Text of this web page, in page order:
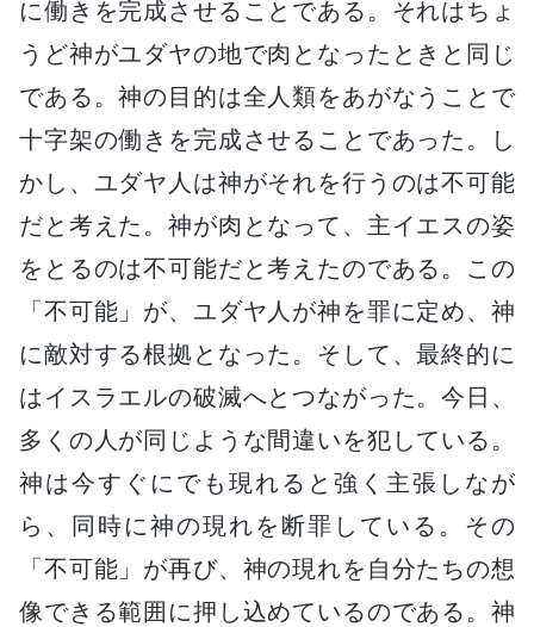
に働きを完成させることである。それはちょ
うど神がユダヤの地で肉となったときと同じ
である。神の目的は全人類をあがなうことで
十字架の働きを完成させることであった。し
かし、ユダヤ人は神がそれを行うのは不可能
だと考えた。神が肉となって、主イエスの姿
をとるのは不可能だと考えたのである。この
「不可能」が、ユダヤ人が神を罪に定め、神
に敵対する根拠となった。そして、最終的に
はイスラエルの破滅へとつながった。今日、
多くの人が同じような間違いを犯している。
神は今すぐにでも現れると強く主張しなが
ら、同時に神の現れを断罪している。その
「不可能」が再び、神の現れを自分たちの想
像できる範囲に押し込めているのである。神